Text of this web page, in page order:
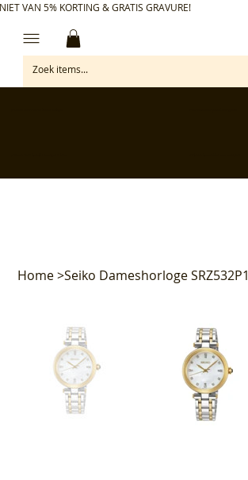
VAN 5% KORTING & GRATIS GRAVURE!
Home>Seiko Dameshorloge SRZ532P1